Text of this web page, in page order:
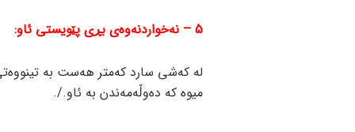
5 – نەخواردنەوەی بڕی پێویستی ئاو:
لە کەشی سارد کەمتر هەست بە
میوە کە دەوڵەمەندن بە ئاو./.